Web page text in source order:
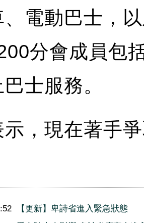
電動巴士，
分會成員包
士服務。
，現在著手
【更新】卑詩省進入緊急狀態